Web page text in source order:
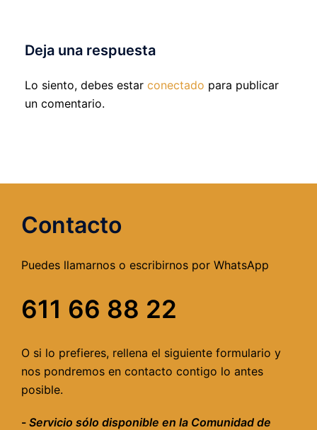
Deja una respuesta
Lo siento, debes estar conectado para publicar
un comentario.
Contacto
Puedes llamarnos o escribirnos por WhatsApp
611 66 88 22
O si lo prefieres, rellena el siguiente formulario y
nos pondremos en contacto contigo lo antes
posible.
- Servicio sólo disponible en la Comunidad de